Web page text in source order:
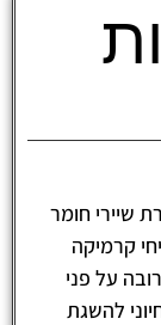
שיירי חומר
קרמיקה
על פני
להשגת